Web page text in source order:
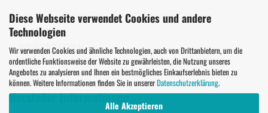
Diese Webseite verwendet Cookies und andere
Technologien
Wir verwenden Cookies und ähnliche Technologien, auch von Drittanbietern, um die
ordentliche Funktionsweise der Website zu gewährleisten, die Nutzung unseres
Angebotes zu analysieren und Ihnen ein bestmögliches Einkaufserlebnis bieten zu
können. Weitere Informationen finden Sie in unsererDatenschutzerklärung.
Alle Akzeptieren
PROBESEITEN
Hersteller Informationen